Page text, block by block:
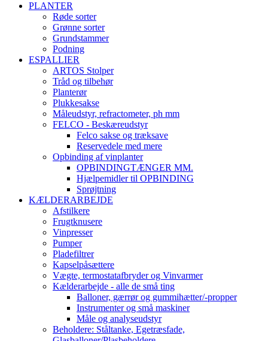
PLANTER
Røde sorter
Grønne sorter
Grundstammer
Podning
ESPALLIER
ARTOS Stolper
Tråd og tilbehør
Planterør
Plukkesakse
Måleudstyr, refractometer, ph mm
FELCO - Beskæreudstyr
Felco sakse og træksave
Reservedele med mere
Opbinding af vinplanter
OPBINDINGTÆNGER MM.
Hjælpemidler til OPBINDING
Sprøjtning
KÆLDERARBEJDE
Afstilkere
Frugtknusere
Vinpresser
Pumper
Pladefiltrer
Kapselpåsættere
Vægte, termostatafbryder og Vinvarmer
Kælderarbejde - alle de små ting
Balloner, gærrør og gummihætter/-propper
Instrumenter og små maskiner
Måle og analyseudstyr
Beholdere: Ståltanke, Egetræsfade,